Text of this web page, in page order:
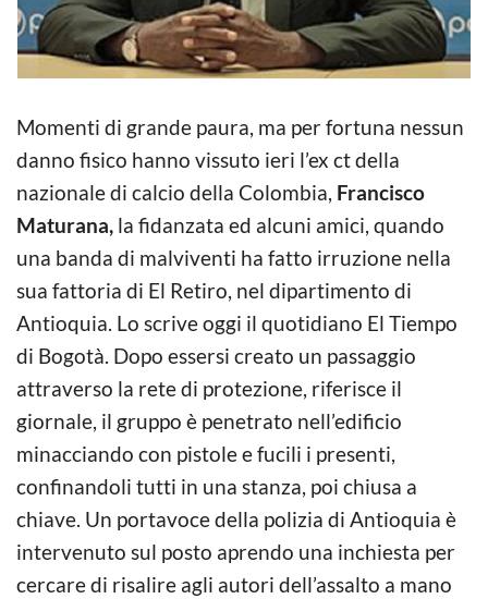
Momenti di grande paura, ma per fortuna nessun
danno fisico hanno vissuto ieri l’ex ct della
nazionale di calcio della Colombia, Francisco
Maturana, la fidanzata ed alcuni amici, quando
una banda di malviventi ha fatto irruzione nella
sua fattoria di El Retiro, nel dipartimento di
Antioquia. Lo scrive oggi il quotidiano El Tiempo
di Bogotà. Dopo essersi creato un passaggio
attraverso la rete di protezione, riferisce il
giornale, il gruppo è penetrato nell’edificio
minacciando con pistole e fucili i presenti,
confinandoli tutti in una stanza, poi chiusa a
chiave. Un portavoce della polizia di Antioquia è
intervenuto sul posto aprendo una inchiesta per
cercare di risalire agli autori dell’assalto a mano